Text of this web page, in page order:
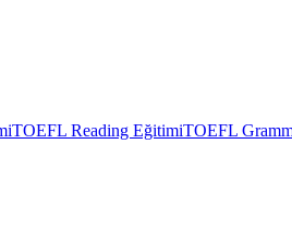
TOEFL Reading EğitimiTOEFL